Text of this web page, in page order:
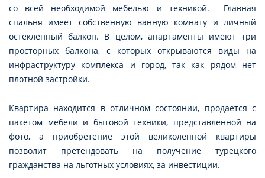
со всей необходимой мебелью и техникой. Главная
спальня имеет собственную ванную комнату и личный
остекленный балкон. В целом, апартаменты имеют три
просторных балкона, с которых открываются виды на
инфраструктуру комплекса и город, так как рядом нет
плотной застройки.
Квартира находится в отличном состоянии, продается с
пакетом мебели и бытовой техники, представленной на
фото, а приобретение этой великолепной квартиры
позволит претендовать на получение турецкого
гражданства на льготных условиях, за инвестиции.